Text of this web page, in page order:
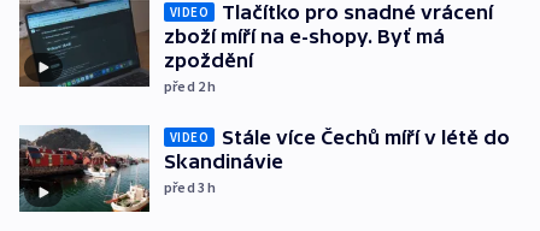
VIDEO
Tlačítko pro snadné vrácení
zboží míří na e-shopy. Byť má
zpoždění
před 2h
VIDEO
Stále více Čechů míří v létě do
Skandinávie
před 3h